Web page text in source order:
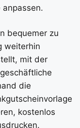
bequemer zu
weiterhin
mit der
die
kostenlos